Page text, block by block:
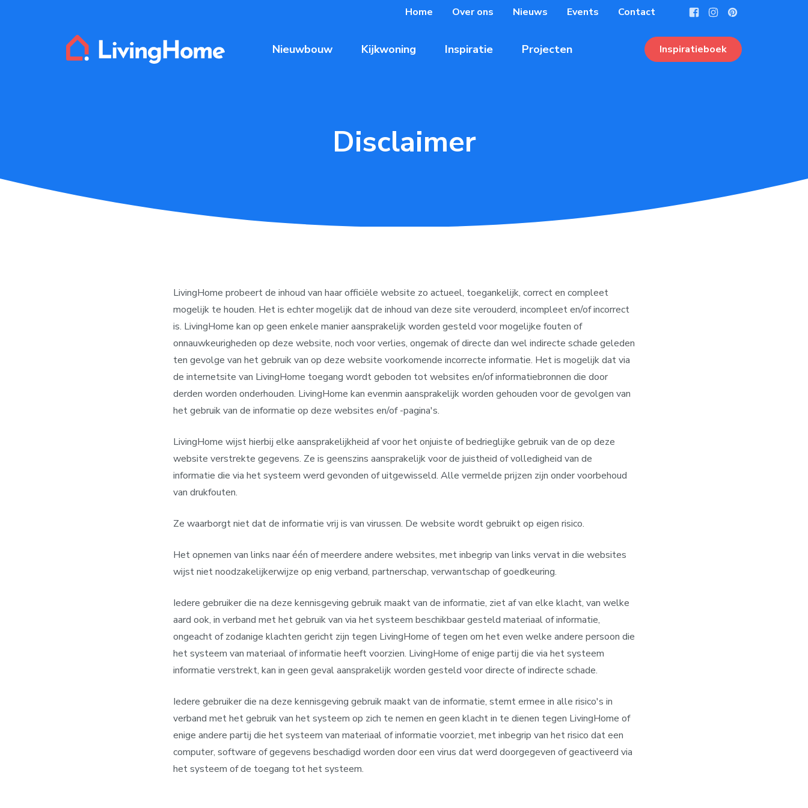
Nieuwbouw Kijkwoning Inspiratie Projecten Inspiratieboek
Home Over ons Nieuws Events Contact
Disclaimer
LivingHome probeert de inhoud van haar officiële website zo actueel, toegankelijk, correct en compleet
mogelijk te houden. Het is echter mogelijk dat de inhoud van deze site verouderd, incompleet en/of incorrect
is. LivingHome kan op geen enkele manier aansprakelijk worden gesteld voor mogelijke fouten of
onnauwkeurigheden op deze website, noch voor verlies, ongemak of directe dan wel indirecte schade geleden
ten gevolge van het gebruik van op deze website voorkomende incorrecte informatie. Het is mogelijk dat via
de internetsite van LivingHome toegang wordt geboden tot websites en/of informatiebronnen die door
derden worden onderhouden. LivingHome kan evenmin aansprakelijk worden gehouden voor de gevolgen van
het gebruik van de informatie op deze websites en/of -pagina's.
LivingHome wijst hierbij elke aansprakelijkheid af voor het onjuiste of bedrieglijke gebruik van de op deze
website verstrekte gegevens. Ze is geenszins aansprakelijk voor de juistheid of volledigheid van de
informatie die via het systeem werd gevonden of uitgewisseld. Alle vermelde prijzen zijn onder voorbehoud
van drukfouten.
Ze waarborgt niet dat de informatie vrij is van virussen. De website wordt gebruikt op eigen risico.
Het opnemen van links naar één of meerdere andere websites, met inbegrip van links vervat in die websites
wijst niet noodzakelijkerwijze op enig verband, partnerschap, verwantschap of goedkeuring.
Iedere gebruiker die na deze kennisgeving gebruik maakt van de informatie, ziet af van elke klacht, van welke
aard ook, in verband met het gebruik van via het systeem beschikbaar gesteld materiaal of informatie,
ongeacht of zodanige klachten gericht zijn tegen LivingHome of tegen om het even welke andere persoon die
het systeem van materiaal of informatie heeft voorzien. LivingHome of enige partij die via het systeem
informatie verstrekt, kan in geen geval aansprakelijk worden gesteld voor directe of indirecte schade.
Iedere gebruiker die na deze kennisgeving gebruik maakt van de informatie, stemt ermee in alle risico's in
verband met het gebruik van het systeem op zich te nemen en geen klacht in te dienen tegen LivingHome of
enige andere partij die het systeem van materiaal of informatie voorziet, met inbegrip van het risico dat een
computer, software of gegevens beschadigd worden door een virus dat werd doorgegeven of geactiveerd via
het systeem of de toegang tot het systeem.